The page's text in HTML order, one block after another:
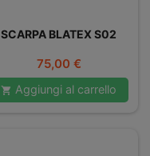
SCARPA BLATEX S02
Prezzo
75,00 €
 Aggiungi al carrello